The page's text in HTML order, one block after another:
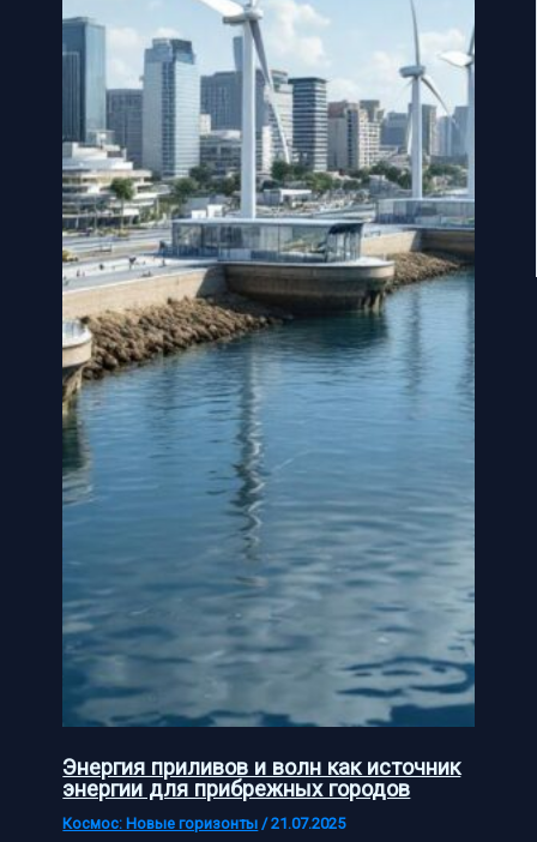
Энергия приливов и волн как источник
энергии для прибрежных городов
Космос: Новые горизонты /21.07.2025